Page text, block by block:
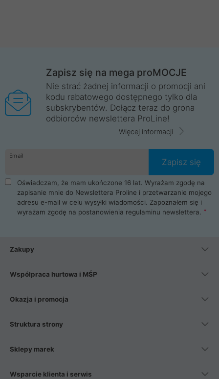
Zapisz się na mega proMOCJE
Nie strać żadnej informacji o promocji ani
kodu rabatowego dostępnego tylko dla
subskrybentów. Dołącz teraz do grona
odbiorców newslettera ProLine!
Więcej informacji
Email
Zapisz się
Oświadczam, że mam ukończone 16 lat. Wyrażam zgodę na
zapisanie mnie do Newslettera Proline i przetwarzanie mojego
adresu e-mail w celu wysyłki wiadomości. Zapoznałem się i
wyrażam zgodę na postanowienia regulaminu newslettera.
Zakupy
Współpraca hurtowa i MŚP
Okazja i promocja
Struktura strony
Sklepy marek
Wsparcie klienta i serwis